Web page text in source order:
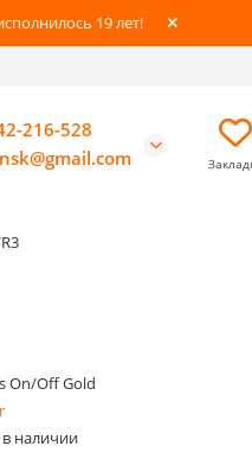
19 лет!
216-528
On/Off Gold
в наличии